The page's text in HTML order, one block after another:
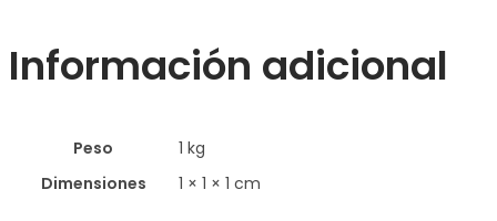
Información adicional
Peso
1 kg
Dimensiones
1 × 1 × 1 cm